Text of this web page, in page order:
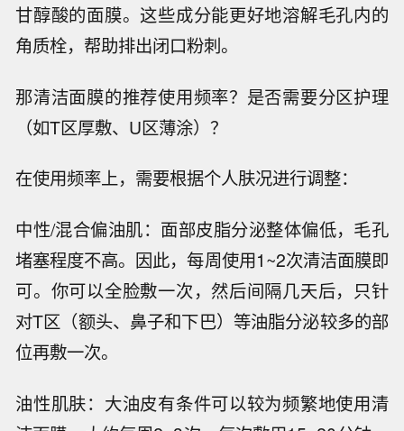
甘醇酸的面膜。这些成分能更好地溶解毛孔内的
角质栓，帮助排出闭口粉刺。
那清洁面膜的推荐使用频率？是否需要分区护理
（如T区厚敷、U区薄涂）？
在使用频率上，需要根据个人肤况进行调整：
中性/混合偏油肌：面部皮脂分泌整体偏低，毛孔
堵塞程度不高。因此，每周使用1~2次清洁面膜即
可。你可以全脸敷一次，然后间隔几天后，只针
对T区（额头、鼻子和下巴）等油脂分泌较多的部
位再敷一次。
油性肌肤：大油皮有条件可以较为频繁地使用清